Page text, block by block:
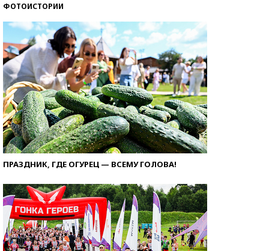
ФОТОИСТОРИИ
ПРАЗДНИК, ГДЕ ОГУРЕЦ — ВСЕМУ ГОЛОВА!